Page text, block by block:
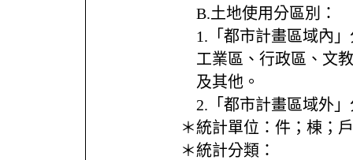
B.土地使用分區別：
1.「都市計畫區域內
工業區、行政區、文
及其他。
2.「都市計畫區域外
＊統計單位： 件；棟；
＊統計分類：